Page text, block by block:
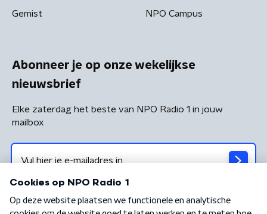
Gemist NPO Campus
Abonneer je op onze wekelijkse
nieuwsbrief
Elke zaterdag het beste van NPO Radio 1 in jouw
mailbox